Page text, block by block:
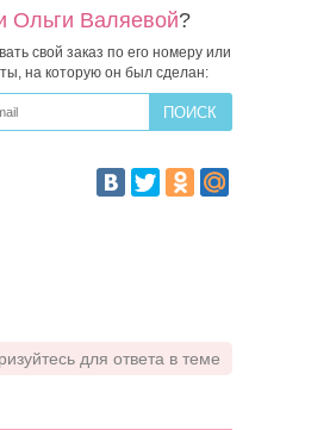
Ольги Валяевой?
свой заказ по его номеру или
на которую он был сделан:
для ответа в теме